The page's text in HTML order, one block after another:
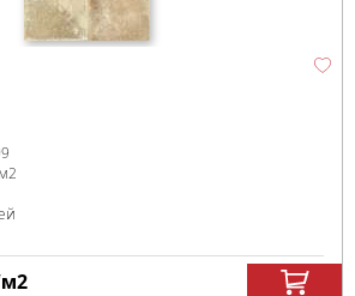
2
2